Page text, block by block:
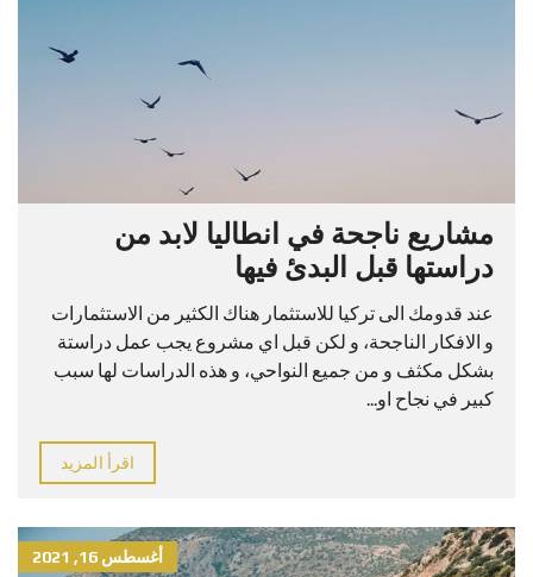
مشاريع ناجحة في انطاليا لابد من
دراستها قبل البدئ فيها
عند قدومك الى تركيا للاستثمار هناك الكثير من الاستثمارات
و الافكار الناجحة، و لكن قبل اي مشروع يجب عمل دراستة
بشكل مكثف و من جميع النواحي، و هذه الدراسات لها سبب
كبير في نجاح او...
اقرأ المزيد
أغسطس 16, 2021